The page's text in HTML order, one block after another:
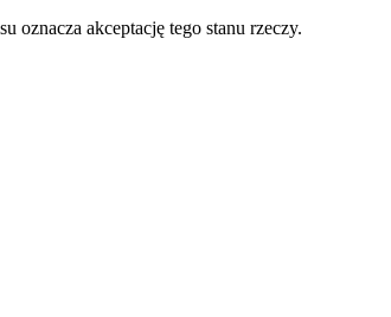
akceptację tego stanu rzeczy.